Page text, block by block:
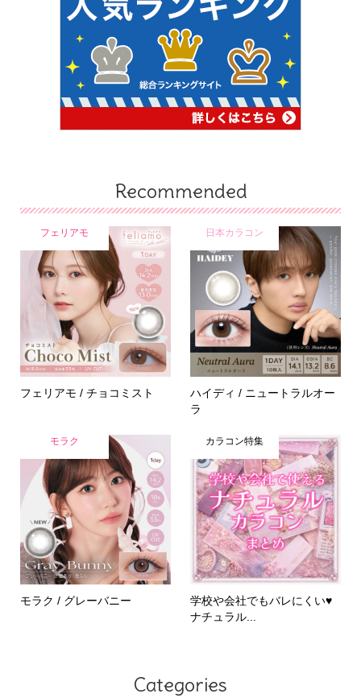
Recommended
フェリアモ
フェリアモ / チョコミスト
日本カラコン
ハイディ / ニュートラルオー
ラ
モラク
モラク / グレーバニー
カラコン特集
学校や会社でもバレにくい♥
ナチュラル...
Categories